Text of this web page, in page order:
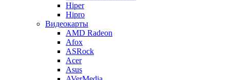
Hiper
Hipro
Видеокарты
AMD Radeon
Afox
ASRock
Acer
Asus